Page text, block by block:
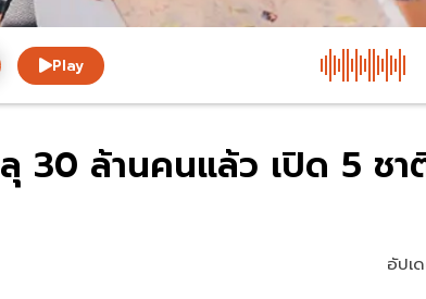
Play
30 ล้านคนแล้ว เปิด 5 ชา
อัปเ